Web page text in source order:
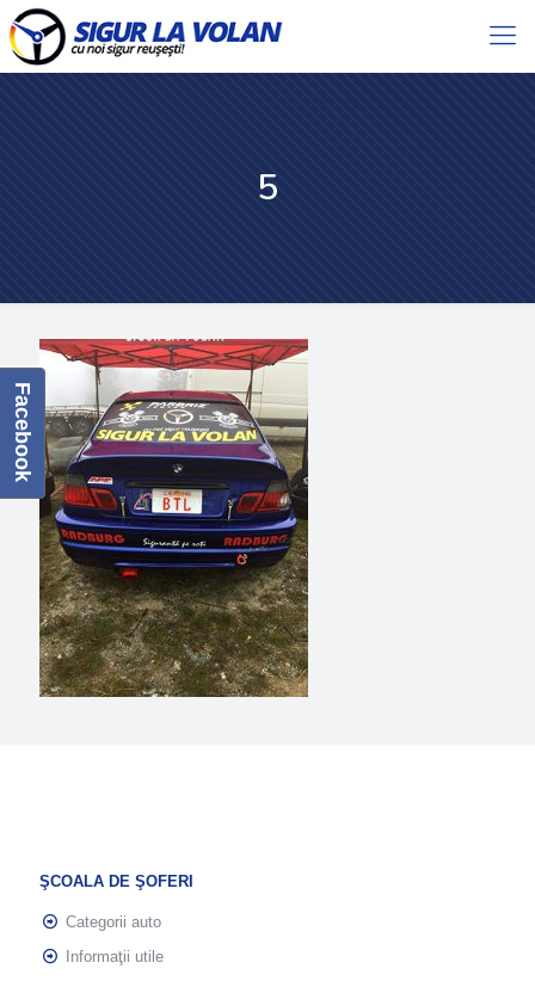
5
ŞCOALA DE ŞOFERI
Categorii auto
Informaţii utile
Facebook